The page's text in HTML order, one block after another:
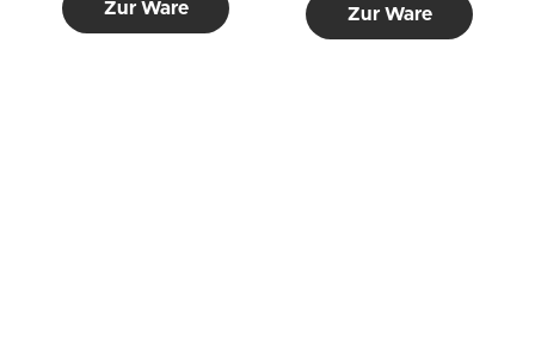
Zur Ware Zur Ware